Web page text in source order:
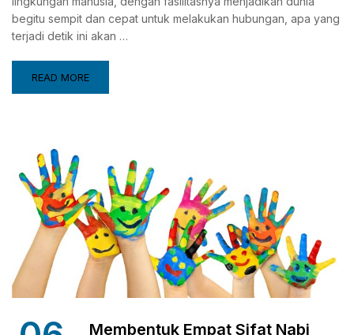
begitu sempit dan cepat untuk melakukan hubungan, apa yang
terjadi detik ini akan …
READ MORE
Membentuk Empat Sifat Nabi